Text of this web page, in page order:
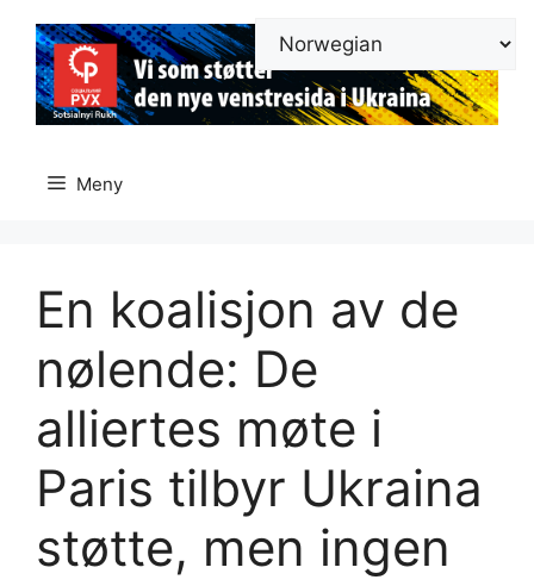
innhold
Meny
En koalisjon av de
nølende: De
alliertes møte i
Paris tilbyr Ukraina
støtte, men ingen